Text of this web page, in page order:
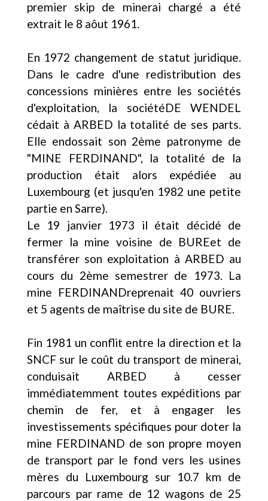
premier skip de minerai chargé a été
extrait le 8 aôut 1961.
En 1972 changement de statut juridique.
Dans le cadre d'une redistribution des
concessions minières entre les sociétés
d'exploitation, la sociétéDE WENDEL
cédait à ARBED la totalité de ses parts.
Elle endossait son 2ème patronyme de
"MINE FERDINAND", la totalité de la
production était alors expédiée au
Luxembourg (et jusqu'en 1982 une petite
partie en Sarre).
Le 19 janvier 1973 il était décidé de
fermer la mine voisine de BUREet de
transférer son exploitation à ARBED au
cours du 2ème semestrer de 1973. La
mine FERDINANDreprenait 40 ouvriers
et 5 agents de maîtrise du site de BURE.
Fin 1981 un conflit entre la direction et la
SNCF sur le coût du transport de minerai,
conduisait ARBED à cesser
immédiatemment toutes expéditions par
chemin de fer, et à engager les
investissements spécifiques pour doter la
mine FERDINAND de son propre moyen
de transport par le fond vers les usines
mères du Luxembourg sur 10.7 km de
parcours par rame de 12 wagons de 25